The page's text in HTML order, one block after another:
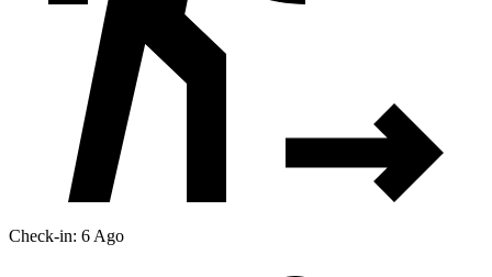
Check-in: 6 Ago